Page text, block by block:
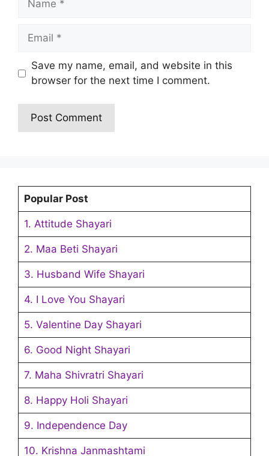
Save my name, email, and website in this
browser for the next time I comment.
Popular Post
1. Attitude Shayari
2. Maa Beti Shayari
3. Husband Wife Shayari
4. I Love You Shayari
5. Valentine Day Shayari
6. Good Night Shayari
7. Maha Shivratri Shayari
8. Happy Holi Shayari
9. Independence Day
10. Krishna Janmashtami